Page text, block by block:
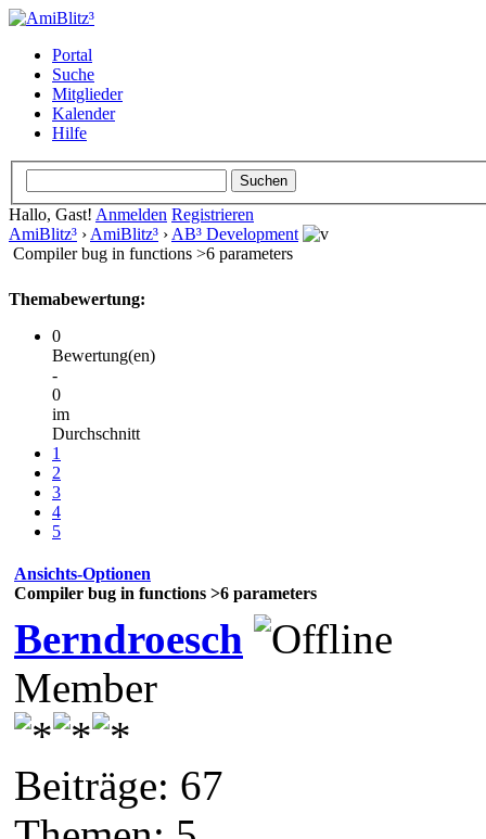
Portal
Suche
Mitglieder
Kalender
Hilfe
Hallo, Gast! Anmelden Registrieren
AmiBlitz³ › AmiBlitz³ › AB³ Development
Compiler bug in functions >6 parameters
Themabewertung:
0
Bewertung(en)
-
0
im
Durchschnitt
1
2
3
4
5
Ansichts-Optionen
Compiler bug in functions >6 parameters
Berndroesch
Member
Beiträge: 67